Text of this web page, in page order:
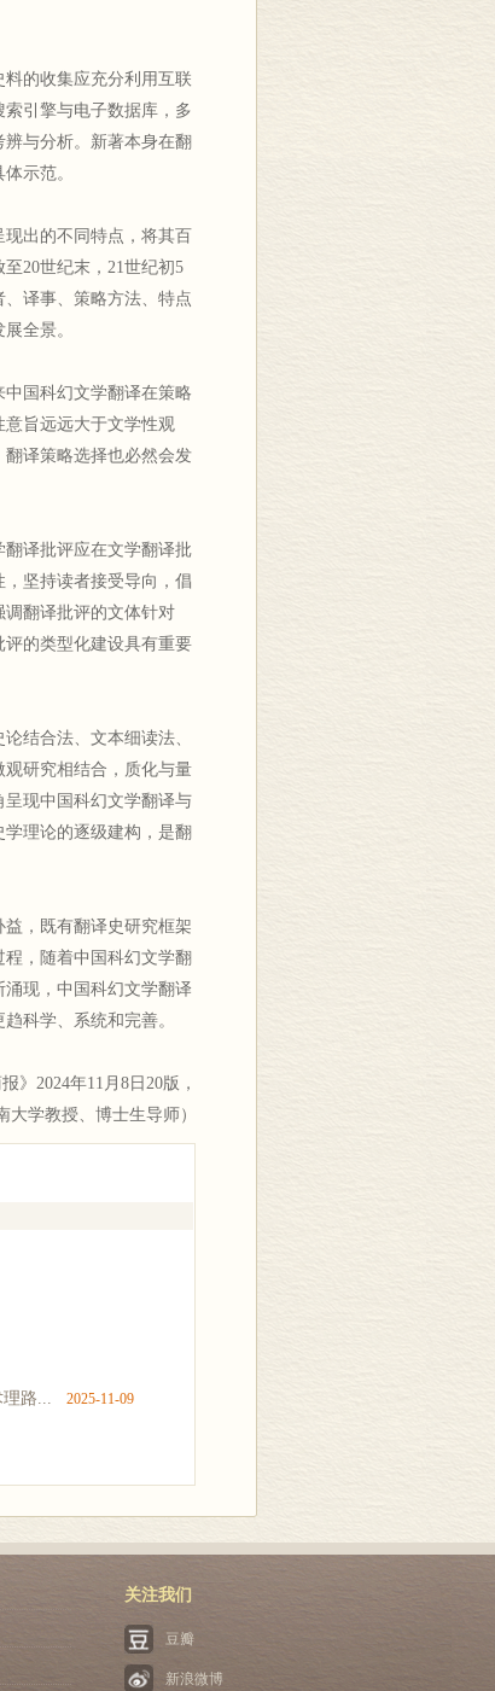
的收集应充分利用互联
引擎与电子数据库，多
与分析。新著本身在翻
示范。
出的不同特点，将其百
20世纪末，21世纪初5
译事、策略方法、特点
全景。
国科幻文学翻译在策略
旨远远大于文学性观
译策略选择也必然会发
译批评应在文学翻译批
坚持读者接受导向，倡
翻译批评的文体针对
的类型化建设具有重要
结合法、文本细读法、
研究相结合，质化与量
现中国科幻文学翻译与
理论的逐级建构，是翻
，既有翻译史研究框架
，随着中国科幻文学翻
现，中国科幻文学翻译
科学、系统和完善。
2024年11月8日20版，
大学教授、博士生导师）
路... 2025-11-09
关注我们
豆瓣
新浪微博